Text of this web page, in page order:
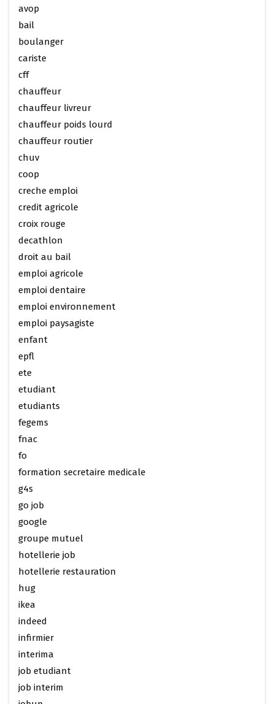
avop
bail
boulanger
cariste
cff
chauffeur
chauffeur livreur
chauffeur poids lourd
chauffeur routier
chuv
coop
creche emploi
credit agricole
croix rouge
decathlon
droit au bail
emploi agricole
emploi dentaire
emploi environnement
emploi paysagiste
enfant
epfl
ete
etudiant
etudiants
fegems
fnac
fo
formation secretaire medicale
g4s
go job
google
groupe mutuel
hotellerie job
hotellerie restauration
hug
ikea
indeed
infirmier
interima
job etudiant
job interim